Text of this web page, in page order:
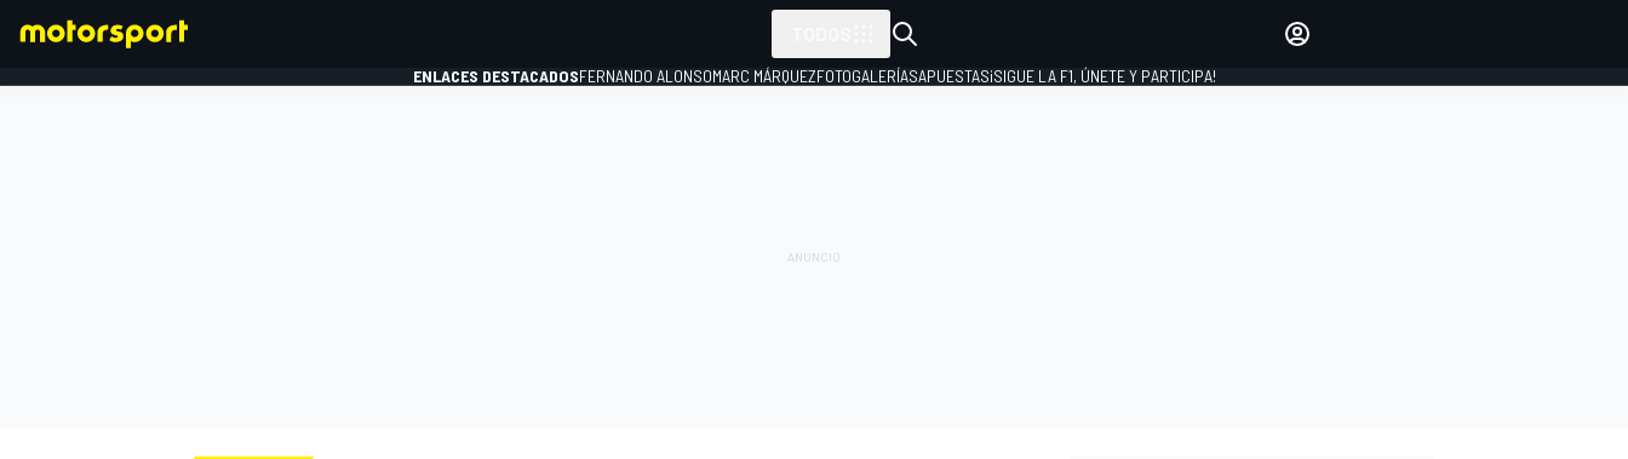
ENLACES DESTACADOSFERNANDO ALONSOMARC MÁRQUEZFOTOGALERÍASAPUESTAS¡SIGUE LA F1, ÚNETE Y PARTICIPA!